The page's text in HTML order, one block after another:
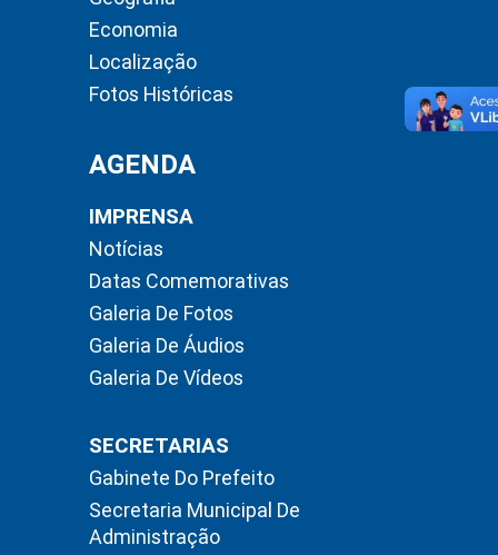
Economia
Localização
Fotos Históricas
AGENDA
IMPRENSA
Notícias
Datas Comemorativas
Galeria De Fotos
Galeria De Áudios
Galeria De Vídeos
SECRETARIAS
Gabinete Do Prefeito
Secretaria Municipal De
Administração